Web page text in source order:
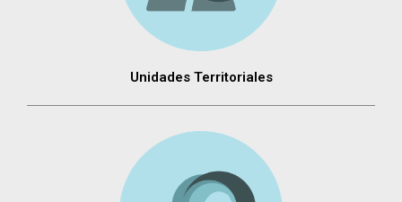
Unidades Territoriales